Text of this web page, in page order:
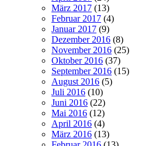
März 2017 (13)
Februar 2017 (4)
Januar 2017 (9)
Dezember 2016 (8)
November 2016 (25)
Oktober 2016 (37)
September 2016 (15)
August 2016 (5)
Juli 2016 (10)
Juni 2016 (22)
Mai 2016 (12)
April 2016 (4)
März 2016 (13)